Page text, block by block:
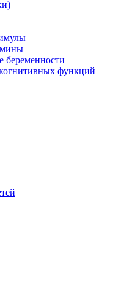
беременности
функций